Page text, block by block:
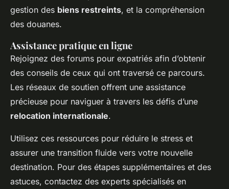
gestion des biens restreints, et la compréhension
des douanes.
Assistance pratique en ligne
Rejoignez des forums pour expatriés afin d’obtenir
des conseils de ceux qui ont traversé ce parcours.
Les réseaux de soutien offrent une assistance
précieuse pour naviguer à travers les défis d’une
relocation internationale.
Utilisez ces ressources pour réduire le stress et
assurer une transition fluide vers votre nouvelle
destination. Pour des étapes supplémentaires et des
astuces, contactez des experts spécialisés en